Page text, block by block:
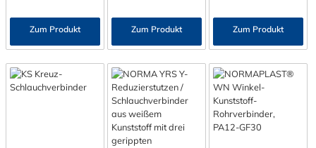
Zum Produkt Zum Produkt Zum Produkt